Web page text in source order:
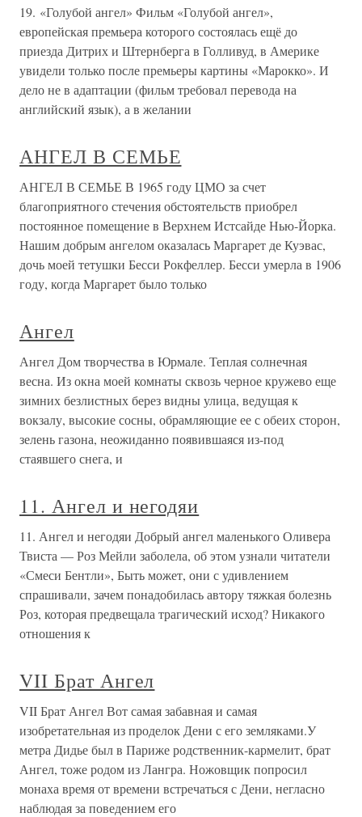
19. «Голубой ангел» Фильм «Голубой ангел»,
европейская премьера которого состоялась ещё до
приезда Дитрих и Штернберга в Голливуд, в Америке
увидели только после премьеры картины «Марокко». И
дело не в адаптации (фильм требовал перевода на
английский язык), а в желании
АНГЕЛ В СЕМЬЕ
АНГЕЛ В СЕМЬЕ В 1965 году ЦМО за счет
благоприятного стечения обстоятельств приобрел
постоянное помещение в Верхнем Истсайде Нью-Йорка.
Нашим добрым ангелом оказалась Маргарет де Куэвас,
дочь моей тетушки Бесси Рокфеллер. Бесси умерла в 1906
году, когда Маргарет было только
Ангел
Ангел Дом творчества в Юрмале. Теплая солнечная
весна. Из окна моей комнаты сквозь черное кружево еще
зимних безлистных берез видны улица, ведущая к
вокзалу, высокие сосны, обрамляющие ее с обеих сторон,
зелень газона, неожиданно появившаяся из-под
стаявшего снега, и
11. Ангел и негодяи
11. Ангел и негодяи Добрый ангел маленького Оливера
Твиста — Роз Мейли заболела, об этом узнали читатели
«Смеси Бентли», Быть может, они с удивлением
спрашивали, зачем понадобилась автору тяжкая болезнь
Роз, которая предвещала трагический исход? Никакого
отношения к
VII Брат Ангел
VII Брат Ангел Вот самая забавная и самая
изобретательная из проделок Дени с его земляками.У
метра Дидье был в Париже родственник-кармелит, брат
Ангел, тоже родом из Лангра. Ножовщик попросил
монаха время от времени встречаться с Дени, негласно
наблюдая за поведением его